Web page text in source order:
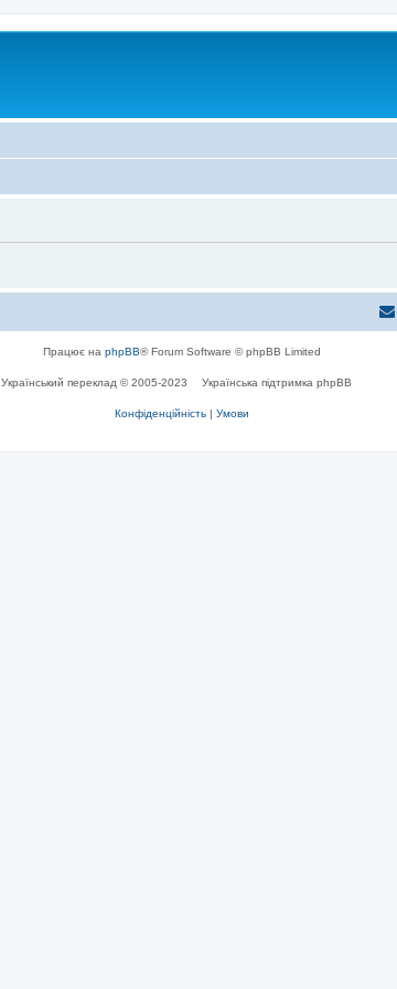
Працює на phpBB® Forum Software © phpBB Limited
Український переклад © 2005-2023 Українська підтримка phpBB
Конфіденційність | Умови